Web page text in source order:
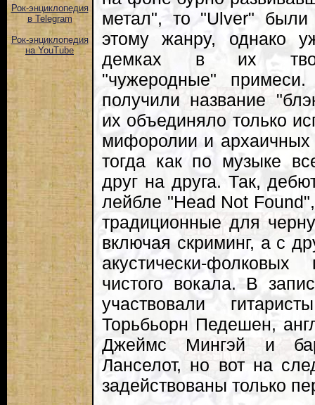
Рок-энциклопедия
в Telegram
Рок-энциклопедия
на YouTube
метал", то "Ulver" были
этому жанру, однако
демках в их
"чужеродные"
получили название
их объединяло только
мифоролии и архаичных
тогда как по музыке
друг на друга. Так,
лейбле "Head Not
традиционные для
включая скриминг, а с
акустически-
чистого вокала. В
участвовали
Торьбьорн Педешен,
Джеймс Мингэй и
Ланселот, но вот на
задействованы только